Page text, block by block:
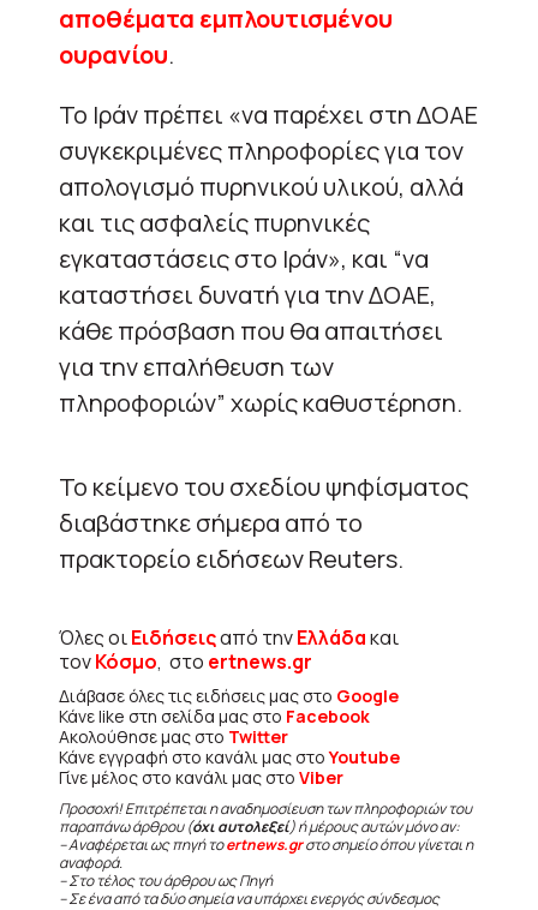
αποθέματα εμπλουτισμένου
ουρανίου.
Το Ιράν πρέπει «να παρέχει στη ΔΟΑΕ
συγκεκριμένες πληροφορίες για τον
απολογισμό πυρηνικού υλικού, αλλά
και τις ασφαλείς πυρηνικές
εγκαταστάσεις στο Ιράν», και “να
καταστήσει δυνατή για την ΔΟΑΕ,
κάθε πρόσβαση που θα απαιτήσει
για την επαλήθευση των
πληροφοριών” χωρίς καθυστέρηση.
Το κείμενο του σχεδίου ψηφίσματος
διαβάστηκε σήμερα από το
πρακτορείο ειδήσεων Reuters.
Όλες οιΕιδήσειςαπό τηνΕλλάδακαι
τονΚόσμο, στο ertnews.gr
Διάβασε όλες τις ειδήσεις μας στο Google
Κάνε like στη σελίδα μας στο Facebook
Ακολούθησε μας στο Twitter
Κάνε εγγραφή στο κανάλι μας στοYoutube
Γίνε μέλος στο κανάλι μας στο Viber
Προσοχή! Επιτρέπεται η αναδημοσίευση των πληροφοριών του
παραπάνω άρθρου (όχι αυτολεξεί) ή μέρους αυτών μόνο αν:
– Αναφέρεται ως πηγή τοertnews.grστο σημείο όπου γίνεται η
αναφορά.
– Στο τέλος του άρθρου ως Πηγή
– Σε ένα από τα δύο σημεία να υπάρχει ενεργός σύνδεσμος